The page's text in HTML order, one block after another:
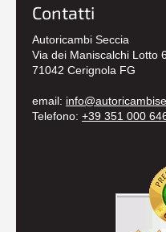
Contatti
Autoricambi Seccia
Via dei Maniscalchi Lotto
71042 Cerignola FG
email:
Telefono: +39 351 000